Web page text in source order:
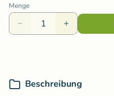
Menge
Beschreibung